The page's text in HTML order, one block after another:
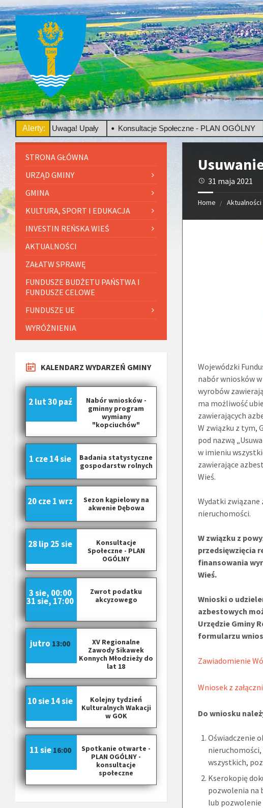
Alerty:
Uwaga! Upały Konsultacje Społeczne - PLAN OGÓLNY
31 maja 2021
Home Aktualności
Wojewódzki
nabór wniosków
wyrobów
ma możliwość
zawierających
W związku z tym,
pod nazwą
w imieniu
zawierające
Wieś.
Wydatki związane
nieruchomości.
W związku z
przedsięwzięcia
finansowania
Wieś.
Wnioski o
azbestowych
Urzędzie Gminy
formularzu
Zawiadomienie
Wniosek z
Do wniosku
Oświadczenie
nieruchomości,
wszystkich,
Kserokopię
pozwolenia na
lub pozwolenie
STRONA GŁÓWNA
URZĄD GMINY
GMINA
KULTURA, SPORT I EDUKACJA
INVESTIN REŃSKA WIEŚ
AKTUALNOŚCI
ZAŁATW SPRAWĘ
FUNDUSZE BUDŻETU PAŃSTWA I
FUNDUSZE CELOWE
FUNDUSZE UE
WYRÓŻNIENIA
KALENDARZ WYDARZEŃ GMINY
Nabór wniosków -
gminny program
wymiany
"kopciuchów"
2 lut30 paź
Badania statystyczne
gospodarstw rolnych
1 cze14 sie
Sezon kąpielowy na
akwenie Dębowa
20 cze1 wrz
Konsultacje
Społeczne - PLAN
OGÓLNY
28 lip 25 sie
Zwrot podatku
akcyzowego
3 sie, 00:00
31 sie, 17:00
XV Regionalne
Zawody Sikawek
Konnych Młodzieży do
lat 18
jutro 13:00
Kolejny tydzień
Kulturalnych Wakacji
w GOK
10 sie14 sie
Spotkanie otwarte -
PLAN OGÓLNY -
konsultacje
społeczne
11 sie 16:00